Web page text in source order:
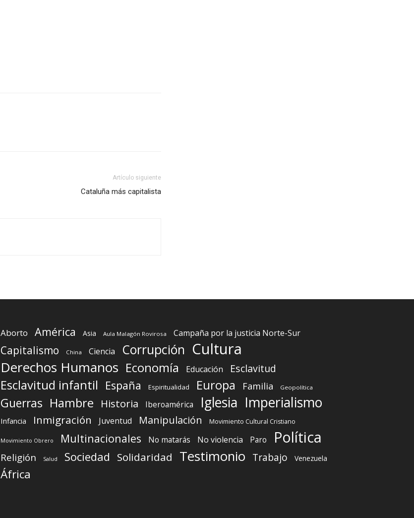
Artículo siguiente
Cataluña más capitalista
Aborto América Asia Aula Malagón Rovirosa Campaña por la justicia Norte-Sur
Capitalismo China Ciencia Corrupción Cultura
Derechos Humanos Economía Educación Esclavitud
Esclavitud infantil España Espiritualidad Europa Familia Geopolítica
Guerras Hambre Historia Iberoamérica Iglesia Imperialismo
Infancia Inmigración Juventud Manipulación Movimiento Cultural Cristiano
Movimiento Obrero Multinacionales No matarás No violencia Paro Política
Religión Salud Sociedad Solidaridad Testimonio Trabajo Venezuela
África